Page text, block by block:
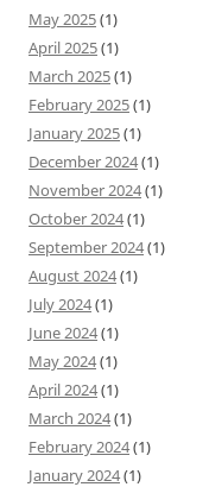
May 2025(1)
April 2025(1)
March 2025(1)
February 2025(1)
January 2025(1)
December 2024(1)
November 2024(1)
October 2024(1)
September 2024(1)
August 2024(1)
July 2024(1)
June 2024(1)
May 2024(1)
April 2024(1)
March 2024(1)
February 2024(1)
January 2024(1)